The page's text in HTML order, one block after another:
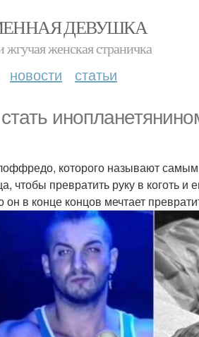
ДЕВУШКА
жгучая женская страничка
новости статьи
которого называют
чтобы превратить руку в коготь
в конце концов мечтает